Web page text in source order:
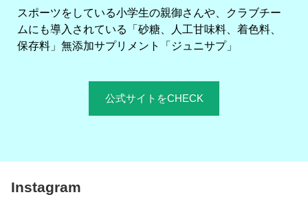
スポーツをしている小学生の親御さんや、クラブチー
ムにも導入されている「砂糖、人工甘味料、着色料、
保存料」無添加サプリメント「ジュニサプ」
公式サイトをCHECK
Instagram